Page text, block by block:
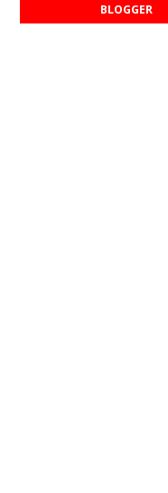
BLOGGER